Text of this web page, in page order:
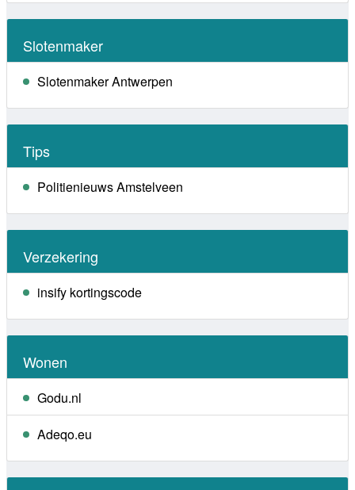
Slotenmaker
Slotenmaker Antwerpen
Tips
Politienieuws Amstelveen
Verzekering
insify kortingscode
Wonen
Godu.nl
Adeqo.eu